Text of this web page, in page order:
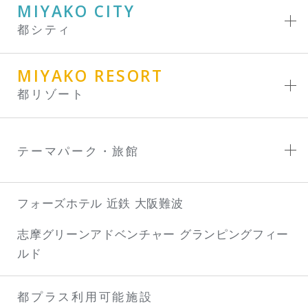
MIYAKO CITY
都シティ
MIYAKO RESORT
都リゾート
テーマパーク・旅館
フォーズホテル 近鉄 大阪難波
志摩グリーンアドベンチャー グランピングフィー
ルド
都プラス利用可能施設